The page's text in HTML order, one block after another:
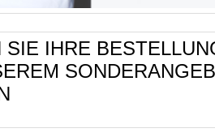
SIE IHRE